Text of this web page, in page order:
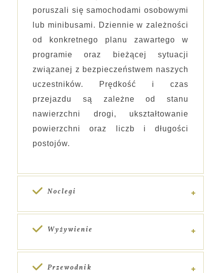
poruszali się samochodami osobowymi
lub minibusami. Dziennie w zależności
od konkretnego planu zawartego w
programie oraz bieżącej sytuacji
związanej z bezpieczeństwem naszych
uczestników. Prędkość i czas
przejazdu są zależne od stanu
nawierzchni drogi, ukształtowanie
powierzchni oraz liczb i długości
postojów.
Noclegi
Wyżywienie
Przewodnik